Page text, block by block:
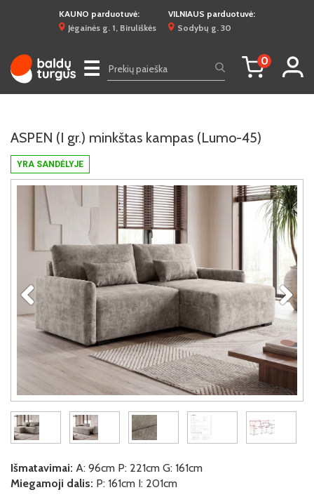
KAUNO parduotuvė:
Jėgainės g. 1, Biruliškės
VILNIAUS parduotuvė:
Sodybų g. 30
☰ 0
YRA SANDĖLYJE
ASPEN (I gr.) minkštas kampas (Lumo-45)
Išmatavimai: A: 96cm P: 221cm G: 161cm
Miegamoji dalis: P: 161cm I: 201cm